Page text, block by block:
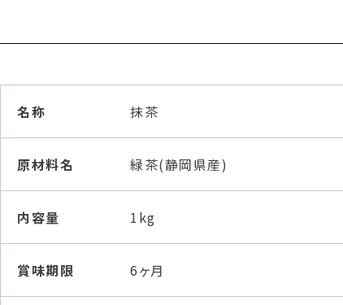
名称 抹茶
原材料名 緑茶(静岡県産)
内容量 1kg
賞味期限 6ヶ月